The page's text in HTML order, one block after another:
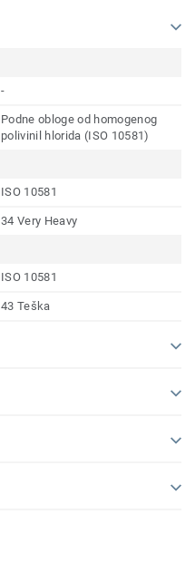
-
Podne obloge od homogenog
polivinil hlorida (ISO 10581)
ISO 10581
34 Very Heavy
ISO 10581
43 Teška